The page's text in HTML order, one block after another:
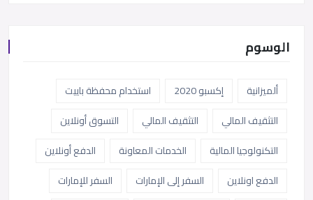
الوسوم
ألميزانية إكسبو 2020
استخدام محفظة باييت
التثقيف المالي
التثقيف المالي
التسوق أونلاين
التكنولوجيا المالية
الخدمات المعاونة
الدفع أونلاين
الدفع اونلاين
السفر إلى الإمارات
السفر للإمارات